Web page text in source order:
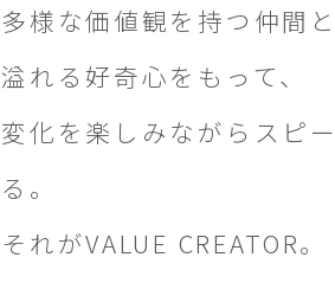
多様な価値観を持つ仲間と
溢れる好奇心をもって、
変化を楽しみながらスピ
る。
それがVALUE CREATOR。